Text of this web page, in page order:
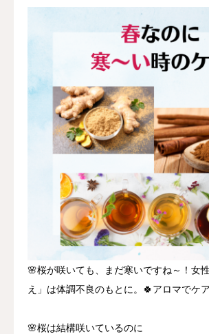
🌸桜が咲いても、まだ寒いですね～！女
え」は体調不良のもとに。🍀アロマでケ
🌸桜は結構咲いているのに